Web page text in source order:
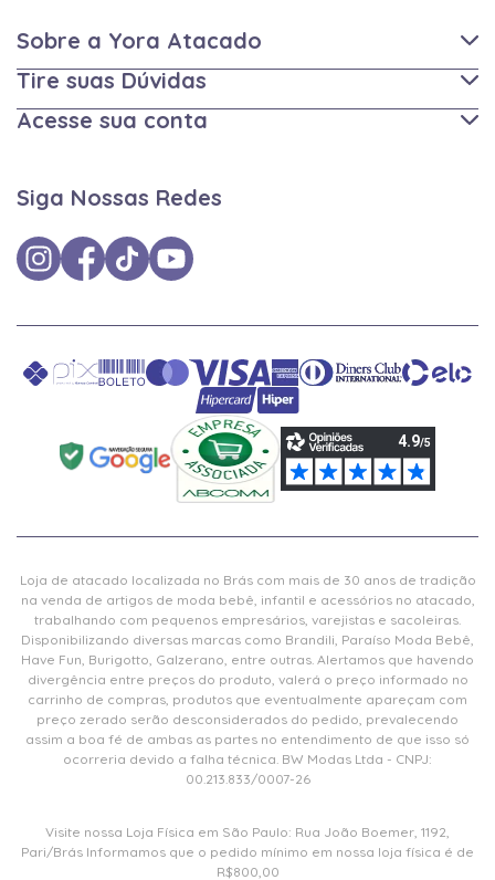
Sobre a Yora Atacado
Tire suas Dúvidas
Acesse sua conta
Siga Nossas Redes
Loja de atacado localizada no Brás com mais de 30 anos de tradição
na venda de artigos de moda bebê, infantil e acessórios no atacado,
trabalhando com pequenos empresários, varejistas e sacoleiras.
Disponibilizando diversas marcas como Brandili, Paraíso Moda Bebê,
Have Fun, Burigotto, Galzerano, entre outras. Alertamos que havendo
divergência entre preços do produto, valerá o preço informado no
carrinho de compras, produtos que eventualmente apareçam com
preço zerado serão desconsiderados do pedido, prevalecendo
assim a boa fé de ambas as partes no entendimento de que isso só
ocorreria devido a falha técnica. BW Modas Ltda - CNPJ:
00.213.833/0007-26
Visite nossa Loja Física em São Paulo: Rua João Boemer, 1192,
Pari/Brás Informamos que o pedido mínimo em nossa loja física é de
R$800,00